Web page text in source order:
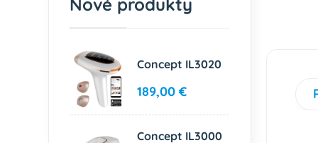
Nové produkty
Concept IL3020
189,00 €
Concept IL3000